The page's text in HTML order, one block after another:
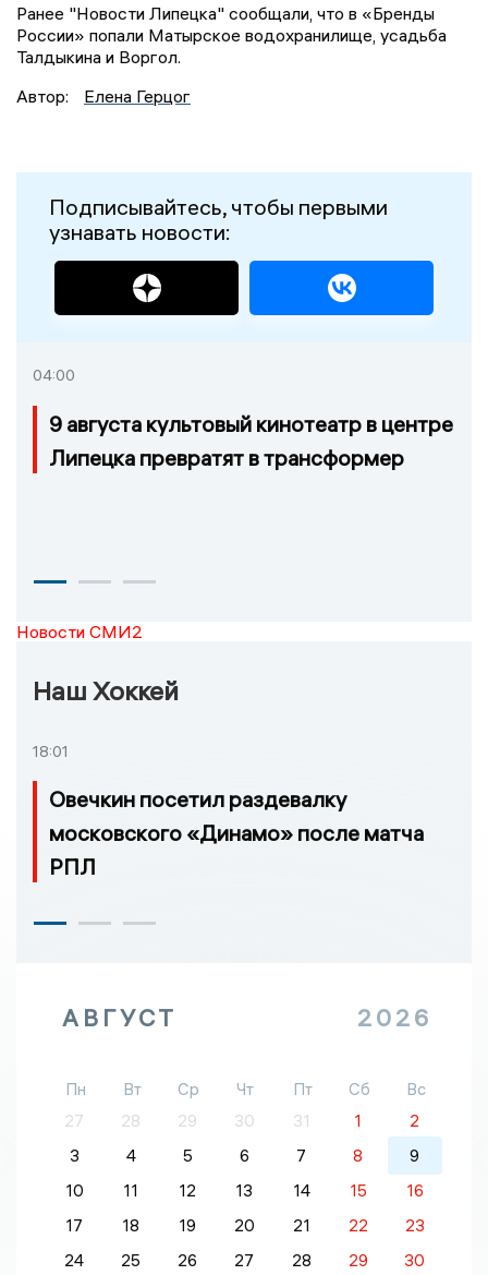
Ранее "Новости Липецка" сообщали, что в «Бренды
России» попали Матырское водохранилище, усадьба
Талдыкина и Воргол.
Автор:
Елена Герцог
Подписывайтесь, чтобы первыми
узнавать новости:
04:00
9 августа культовый кинотеатр в центре
Липецка превратят в трансформер
Новости СМИ2
Наш Хоккей
18:01
Овечкин посетил раздевалку
московского «Динамо» после матча
РПЛ
АВГУСТ 2026
Пн Вт Ср Чт Пт Сб
Вс
27
28 29 30 31 1
2
3
4 5 6 7 8
9
10
11 12 13 14 15
16
17
18 19 20 21 22
23
24
25 26 27 28 29 30